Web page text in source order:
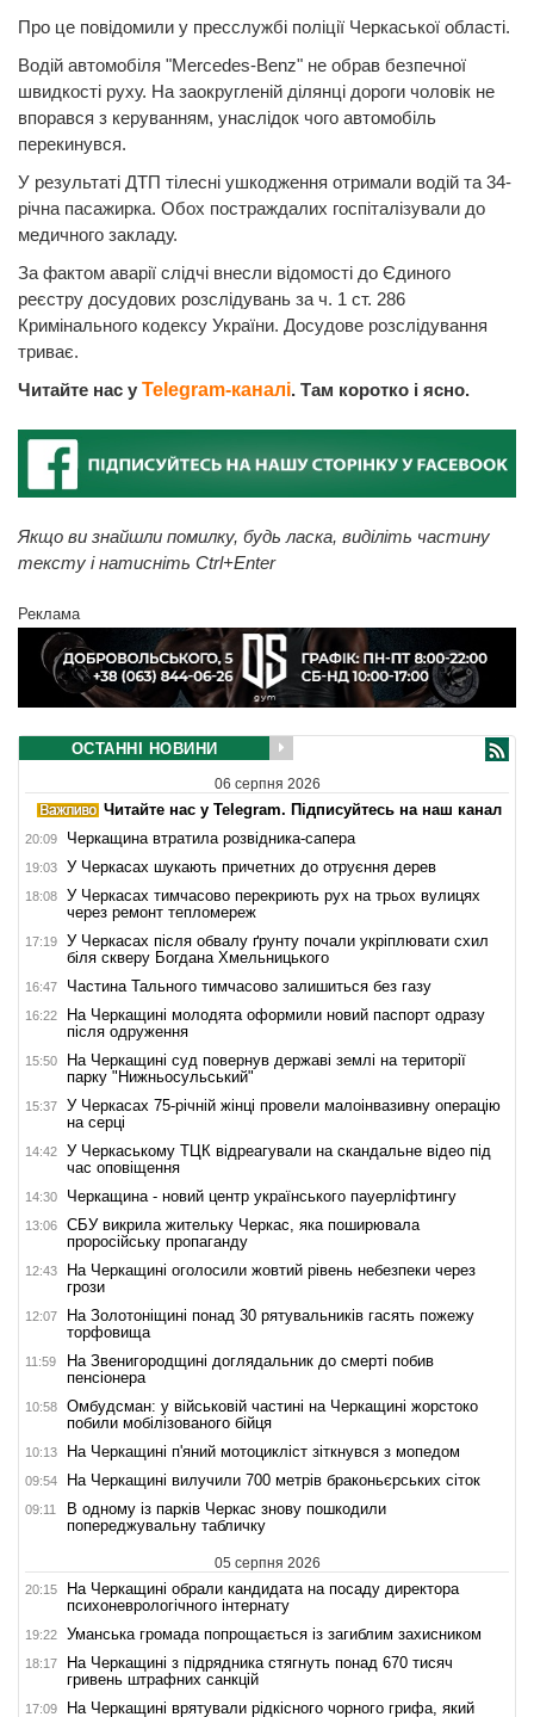
Про це повідомили у пресслужбі поліції Черкаської області.
Водій автомобіля "Mercedes-Benz" не обрав безпечної
швидкості руху. На заокругленій ділянці дороги чоловік не
впорався з керуванням, унаслідок чого автомобіль
перекинувся.
У результаті ДТП тілесні ушкодження отримали водій та 34-
річна пасажирка. Обох постраждалих госпіталізували до
медичного закладу.
За фактом аварії слідчі внесли відомості до Єдиного
реєстру досудових розслідувань за ч. 1 ст. 286
Кримінального кодексу України. Досудове розслідування
триває.
Читайте нас у Telegram-каналі. Там коротко і ясно.
Якщо ви знайшли помилку, будь ласка, виділіть частину
тексту і натисніть Ctrl+Enter
Реклама
ОСТАННІ НОВИНИ
06 серпня 2026
Читайте нас у Telegram. Підписуйтесь на наш канал
20:09 Черкащина втратила розвідника-сапера
19:03 У Черкасах шукають причетних до отруєння дерев
18:08
У Черкасах тимчасово перекриють рух на трьох вулицях
через ремонт тепломереж
17:19
У Черкасах після обвалу ґрунту почали укріплювати схил
біля скверу Богдана Хмельницького
16:47 Частина Тального тимчасово залишиться без газу
16:22
На Черкащині молодята оформили новий паспорт одразу
після одруження
15:50
На Черкащині суд повернув державі землі на території
парку "Нижньосульський"
15:37
У Черкасах 75-річній жінці провели малоінвазивну операцію
на серці
14:42
У Черкаському ТЦК відреагували на скандальне відео під
час оповіщення
14:30 Черкащина - новий центр українського пауерліфтингу
13:06
СБУ викрила жительку Черкас, яка поширювала
проросійську пропаганду
12:43
На Черкащині оголосили жовтий рівень небезпеки через
грози
12:07
На Золотоніщині понад 30 рятувальників гасять пожежу
торфовища
11:59
На Звенигородщині доглядальник до смерті побив
пенсіонера
10:58
Омбудсман: у військовій частині на Черкащині жорстоко
побили мобілізованого бійця
10:13 На Черкащині п'яний мотоцикліст зіткнувся з мопедом
09:54 На Черкащині вилучили 700 метрів браконьєрських сіток
09:11
В одному із парків Черкас знову пошкодили
попереджувальну табличку
05 серпня 2026
20:15
На Черкащині обрали кандидата на посаду директора
психоневрологічного інтернату
19:22 Уманська громада попрощається із загиблим захисником
18:17
На Черкащині з підрядника стягнуть понад 670 тисяч
гривень штрафних санкцій
17:09
На Черкащині врятували рідкісного чорного грифа, який